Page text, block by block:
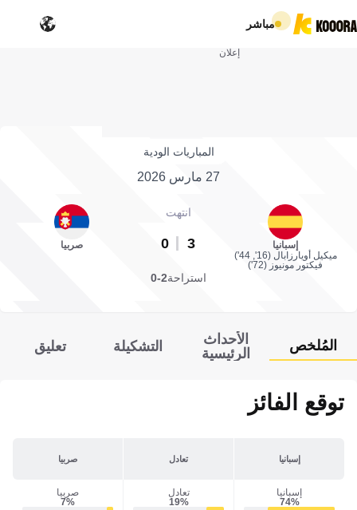
مباشر
إعلان
المباريات الودية
27 مارس 2026
إسبانيا
ميكيل أويارزابال (16', 44')
فيكتور مونيوز (72')
انتهت
3
0 صربيا
استراحة2-0
المُلخص
الأحداث
الرئيسية
التشكيلة تعليق
توقع الفائز
إسبانيا تعادل صربيا
إسبانيا
74‎%‎
تعادل
19‎%‎
صربيا
7‎%‎